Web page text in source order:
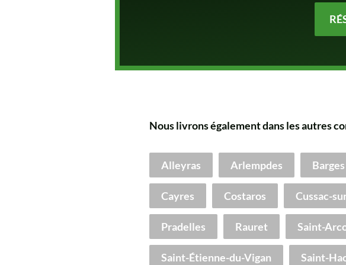
Nous livrons également dans les autres
Alleyras Arlempdes Barges
Cayres Costaros Cussac-
Pradelles Rauret Saint-
Saint-Étienne-du-Vigan Saint-